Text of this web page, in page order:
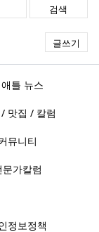
검색
글쓰기
틀 뉴스
맛집 / 칼럼
뮤니티
문가칼럼
정보정책